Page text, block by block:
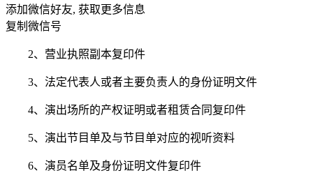
添加微信好友, 获取更多信息
复制微信号
2、营业执照副本复印件
3、法定代表人或者主要负责人的身份证明文件
4、演出场所的产权证明或者租赁合同复印件
5、演出节目单及与节目单对应的视听资料
6、演员名单及身份证明文件复印件